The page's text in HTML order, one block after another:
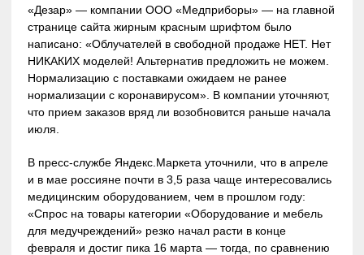
«Дезар» — компании ООО «Медприборы» — на главной
странице сайта жирным красным шрифтом было
написано: «Облучателей в свободной продаже НЕТ. Нет
НИКАКИХ моделей! Альтернатив предложить не можем.
Нормализацию с поставками ожидаем не ранее
нормализации с коронавирусом». В компании уточняют,
что прием заказов вряд ли возобновится раньше начала
июля.
В пресс-службе Яндекс.Маркета уточнили, что в апреле
и в мае россияне почти в 3,5 раза чаще интересовались
медицинским оборудованием, чем в прошлом году:
«Спрос на товары категории «Оборудование и мебель
для медучреждений» резко начал расти в конце
февраля и достиг пика 16 марта — тогда, по сравнению